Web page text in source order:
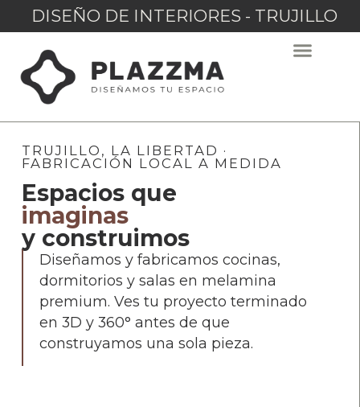
DISEÑO DE INTERIORES - TRUJILLO
TRUJILLO, LA LIBERTAD ·
FABRICACIÓN LOCAL A MEDIDA
Espacios que
imaginas
y construimos
Diseñamos y fabricamos cocinas,
dormitorios y salas en melamina
premium. Ves tu proyecto terminado
en 3D y 360° antes de que
construyamos una sola pieza.